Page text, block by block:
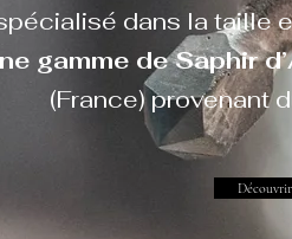
dans la taille
gamme de Saphir
(France) provenant
Découvrir